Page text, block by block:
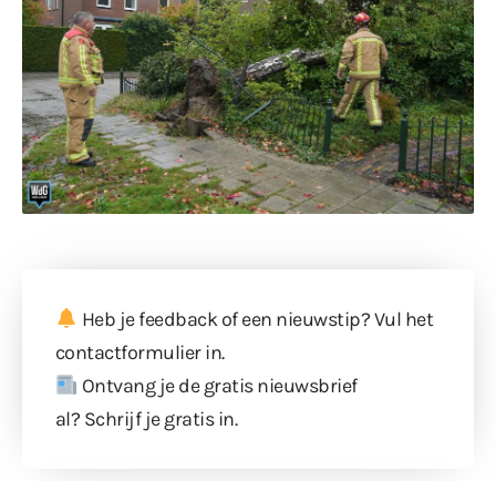
Heb je feedback of een nieuwstip? Vul het
contactformulierin.
Ontvang je de gratis nieuwsbrief
al? Schrijf je gratis in.